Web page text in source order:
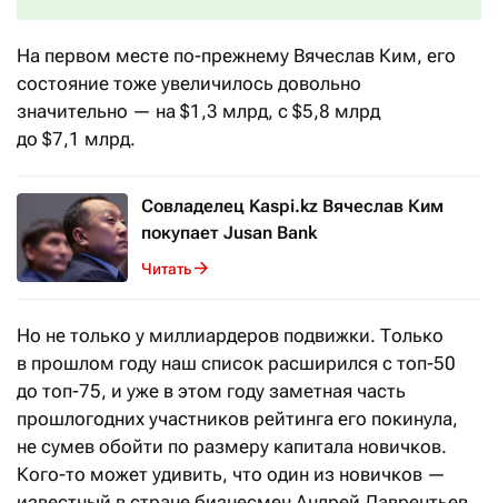
На первом месте по-прежнему Вячеслав Ким, его
состояние тоже увеличилось довольно
значительно — на $1,3 млрд, с $5,8 млрд
до $7,1 млрд.
Совладелец Kaspi.kz Вячеслав Ким
покупает Jusan Bank
Читать
Но не только у миллиардеров подвижки. Только
в прошлом году наш список расширился с топ-50
до топ-75, и уже в этом году заметная часть
прошлогодних участников рейтинга его покинула,
не сумев обойти по размеру капитала новичков.
Кого-то может удивить, что один из новичков —